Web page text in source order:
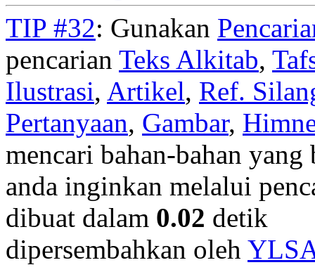
TIP #32: Gunakan
pencarian Teks Alkitab,
Ilustrasi, Artikel, Ref.
Pertanyaan, Gambar,
mencari bahan-bahan
anda inginkan melalui
dibuat dalam 0.02 detik
dipersembahkan oleh